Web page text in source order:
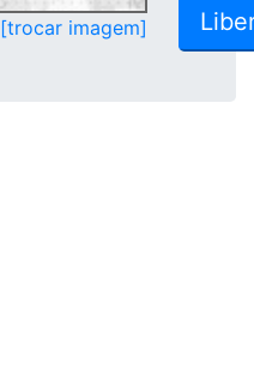
[trocar imagem]